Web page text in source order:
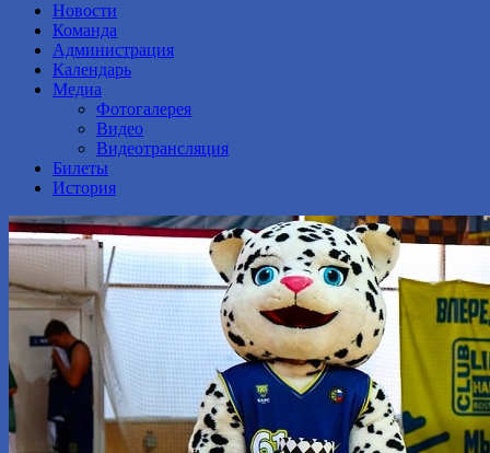
Новости
Команда
Администрация
Календарь
Медиа
Фотогалерея
Видео
Видеотрансляция
Билеты
История